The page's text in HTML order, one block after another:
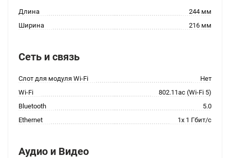
Длина
244 мм
Ширина
216 мм
Сеть и связь
Слот для модуля Wi-Fi
Нет
Wi-Fi
802.11ac (Wi-Fi 5)
Bluetooth
5.0
Ethernet
1x 1 Гбит/с
Аудио и Видео